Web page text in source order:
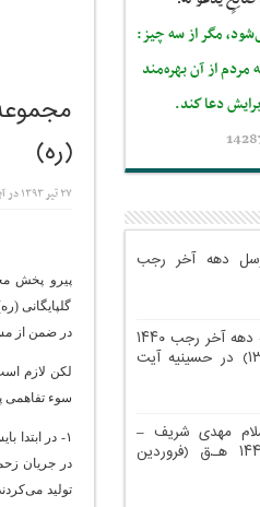
(ره)
۲۷ تیر ۱۳۹۳ در
پیرو پخش
گلپایگانی
در ضمن از
لکن لازم
سوء تفاهمی
۱- در ابتدا
در جریان
تولید
مگر از سه چيز:
از آن بهره‏‌مند
دعا كند.
دهه آخر رجب
تصاویر مراسم روضه دهه آخر رجب ۱۴۴۰
هـ.ق (فروردین ۱۳۹۸) در حسینیه آیت
مهدی شریف –
دهه آخر رجب ۱۴۴۰ هـ.ق (فروردین